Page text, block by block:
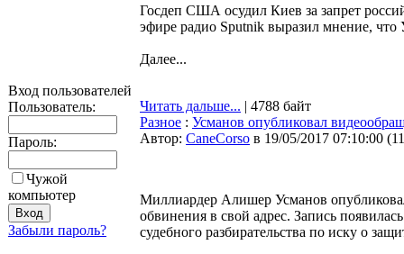
Вход пользователей
Пользователь:
Пароль:
Чужой
компьютер
Забыли пароль?
Госдеп США осудил Киев за запрет
эфире радио Sputnik выразил мнение,
Далее...
Читать дальше... | 4788 байт
Разное : Усманов опубликовал
Автор: CaneCorso в 19/05/2017 07:10:00 (
Миллиардер Алишер Усманов
обвинения в свой адрес. Запись
судебного разбирательства по иску о